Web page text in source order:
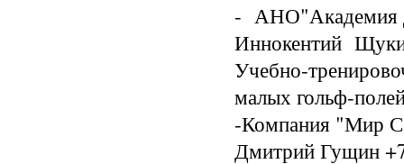
- АНО"Академия
Иннокентий
Учебно-
малых гольф-
-Компания "Мир
Дмитрий Гущин